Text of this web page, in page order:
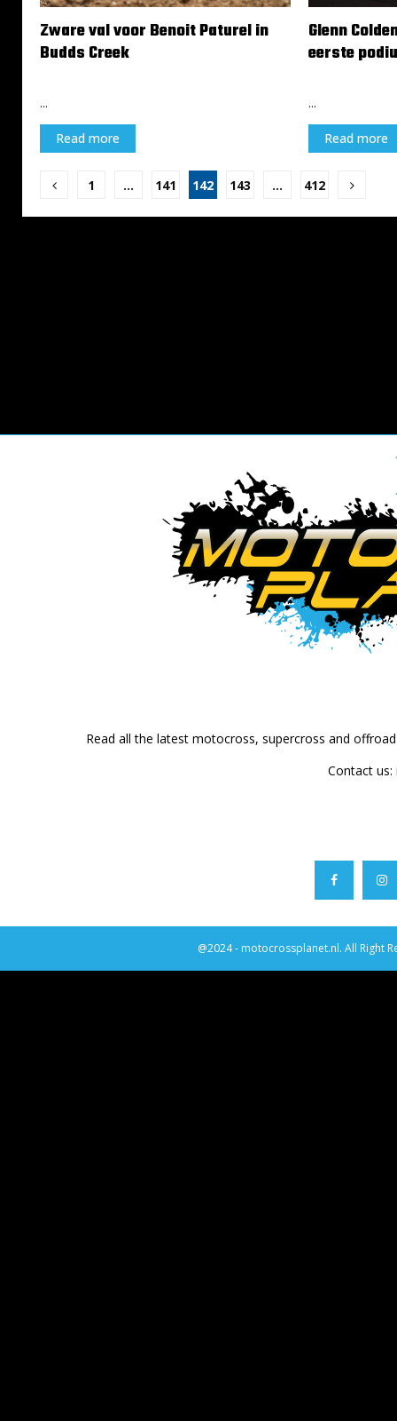
Zware val voor Benoit Paturel in
Budds Creek
...
Read more
Glenn
eerste
...
Read more
Berichten
paginering
1 … 141 142 143 … 412
Read all the latest motocross, supercross and
Contact us:
@2024 - motocrossplanet.nl. All Right